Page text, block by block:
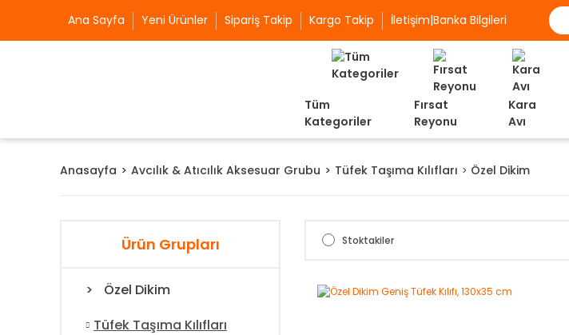
Ana Sayfa Yeni Ürünler Sipariş Takip Kargo Takip İletişim|Banka Bilgileri
Tüm
Kategoriler
Fırsat
Reyonu
Kara
Avı
Anasayfa Avcılık & Atıcılık Aksesuar Grubu Tüfek Taşıma Kılıfları Özel Dikim
Ürün Grupları
Özel Dikim
Tüfek Taşıma Kılıfları
Stoktakiler